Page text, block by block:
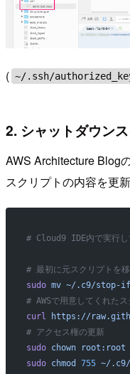
( ~/.ssh/
2. シャットダウン
AWS Architecture Blog
スクリプトの内容を更新
# Cloud9 IDE内で実行し
# 最初に元スクリプトを
sudo mv ~/.c9/stop-
# AWSで用意してくれた
curl
https://
# アクセス権の更新
sudo chown root:root
sudo chmod 755 ~/.c9/